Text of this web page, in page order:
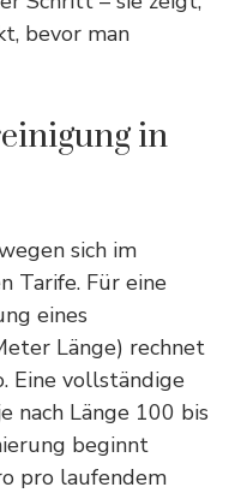
bevor man
in
sich im
Tarife. Für eine
eines
Länge) rechnet
Eine vollständige
nach Länge 100 bis
beginnt
pro laufendem